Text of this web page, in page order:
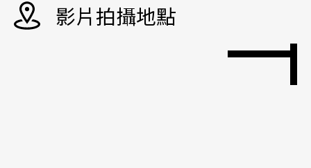
影片拍攝地點